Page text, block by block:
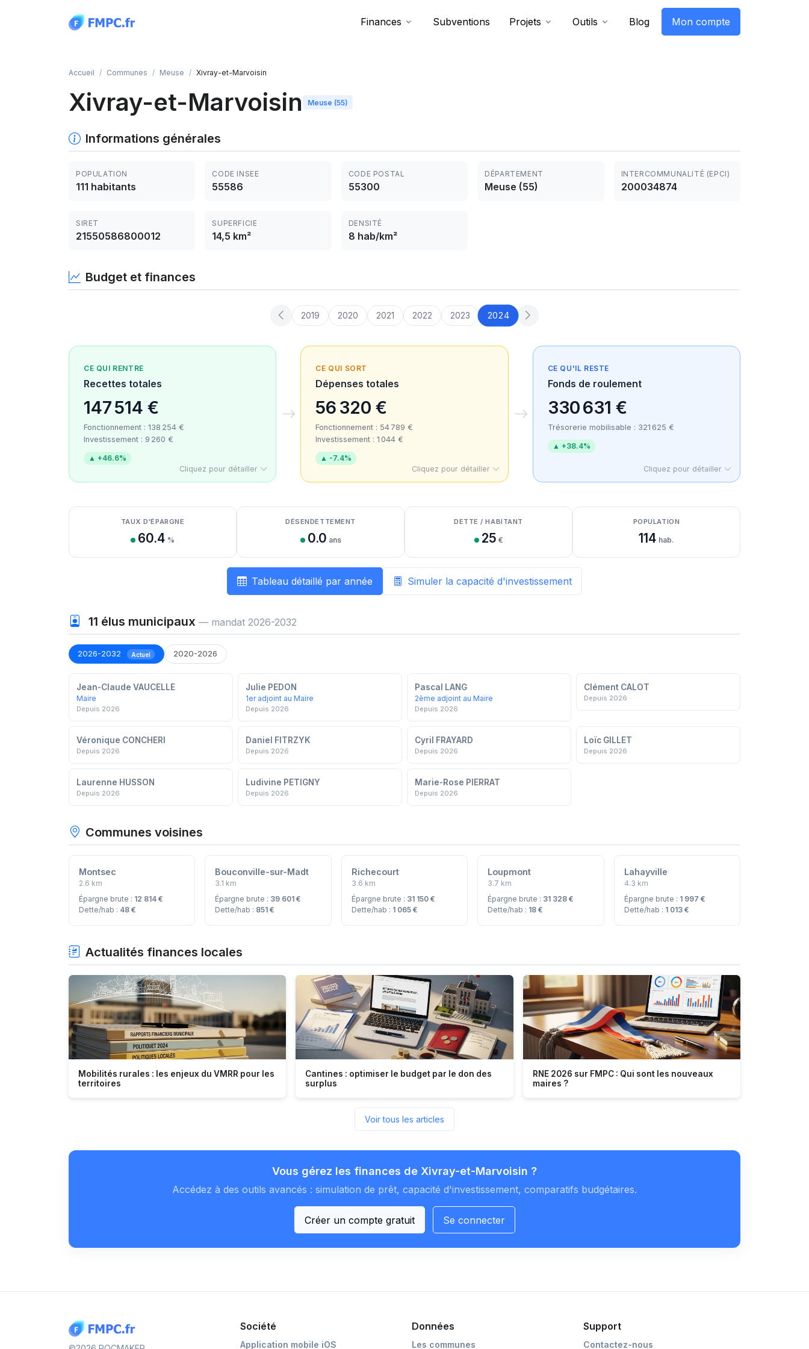
Finances Subventions Projets Outils Blog Mon compte
Accueil Communes Meuse Xivray-et-Marvoisin
Xivray-et-Marvoisin Meuse (55)
Informations générales
POPULATION
111 habitants
CODE INSEE
55586
CODE POSTAL
55300
DÉPARTEMENT
Meuse (55)
INTERCOMMUNALITÉ (EPCI)
200034874
SIRET
21550586800012
SUPERFICIE
14,5 km²
DENSITÉ
8 hab/km²
Budget et finances
2019 2020 2021 2022 2023 2024
CE QUI RENTRE
Recettes totales
147 514 €
Fonctionnement : 138 254 €
Investissement : 9 260 €
▲ +46.6%
Cliquez pour détailler
CE QUI SORT
Dépenses totales
56 320 €
Fonctionnement : 54 789 €
Investissement : 1 044 €
▲ -7.4%
Cliquez pour détailler
CE QU'IL RESTE
Fonds de roulement
330 631 €
Trésorerie mobilisable : 321 625 €
▲ +38.4%
Cliquez pour détailler
Détail des recettes
Détail des dépenses
Détail de la trésorerie
TAUX D'ÉPARGNE
60.4 %
DÉSENDETTEMENT
0.0 ans
DETTE / HABITANT
25 €
POPULATION
114 hab.
Tableau détaillé par année Simuler la capacité d'investissement
11 élus municipaux — mandat 2026-2032
2026-2032 Actuel 2020-2026
Jean-Claude VAUCELLE
Maire
Depuis 2026
Julie PEDON
1er adjoint au Maire
Depuis 2026
Pascal LANG
2ème adjoint au Maire
Depuis 2026
Clément CALOT
Depuis 2026
Véronique CONCHERI
Depuis 2026
Daniel FITRZYK
Depuis 2026
Cyril FRAYARD
Depuis 2026
Loïc GILLET
Depuis 2026
Laurenne HUSSON
Depuis 2026
Ludivine PETIGNY
Depuis 2026
Marie-Rose PIERRAT
Depuis 2026
Communes voisines
Montsec
2.6 km
Épargne brute : 12 814 €
Dette/hab : 48 €
Bouconville-sur-Madt
3.1 km
Épargne brute : 39 601 €
Dette/hab : 851 €
Richecourt
3.6 km
Épargne brute : 31 150 €
Dette/hab : 1 065 €
Loupmont
3.7 km
Épargne brute : 31 328 €
Dette/hab : 18 €
Lahayville
4.3 km
Épargne brute : 1 997 €
Dette/hab : 1 013 €
Actualités finances locales
Mobilités rurales : les enjeux du VMRR pour les
territoires
Cantines : optimiser le budget par le don des
surplus
RNE 2026 sur FMPC : Qui sont les nouveaux
maires ?
Voir tous les articles
Vous gérez les finances de Xivray-et-Marvoisin ?
Accédez à des outils avancés : simulation de prêt, capacité d'investissement, comparatifs budgétaires.
Créer un compte gratuit Se connecter
Société
Application mobile iOS
Données
Les communes
Support
Contactez-nous